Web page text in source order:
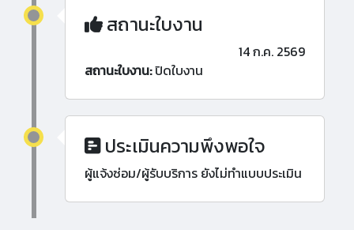
สถานะใบงาน
14 ก.ค. 2569
สถานะใบงาน:ปิดใบงาน
ประเมินความพึงพอใจ
ผู้แจ้งซ่อม/ผู้รับบริการ ยังไม่ทำแบบประเมิน